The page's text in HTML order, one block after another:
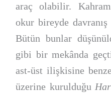
araç olabilir.
okur bireyde
Bütün bunlar
gibi bir mekânda
ast-üst ilişkisine
üzerine kurulduğu